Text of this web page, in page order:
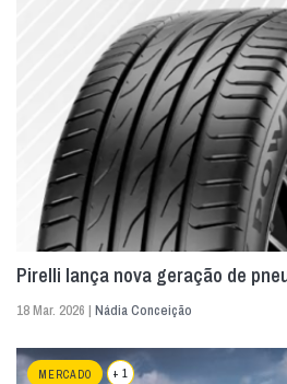
Pirelli lança nova geração de
18 Mar. 2026 | Nádia Conceição
MERCADO + 1